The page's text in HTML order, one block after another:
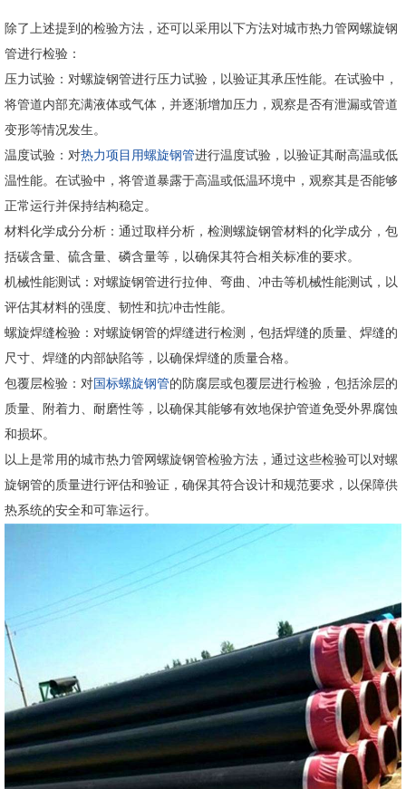
除了上述提到的检验方法，还可以采用以下方法对城市热力管网螺旋钢
管进行检验：
压力试验：对螺旋钢管进行压力试验，以验证其承压性能。在试验中，
将管道内部充满液体或气体，并逐渐增加压力，观察是否有泄漏或管道
变形等情况发生。
温度试验：对热力项目用螺旋钢管进行温度试验，以验证其耐高温或低
温性能。在试验中，将管道暴露于高温或低温环境中，观察其是否能够
正常运行并保持结构稳定。
材料化学成分分析：通过取样分析，检测螺旋钢管材料的化学成分，包
括碳含量、硫含量、磷含量等，以确保其符合相关标准的要求。
机械性能测试：对螺旋钢管进行拉伸、弯曲、冲击等机械性能测试，以
评估其材料的强度、韧性和抗冲击性能。
螺旋焊缝检验：对螺旋钢管的焊缝进行检测，包括焊缝的质量、焊缝的
尺寸、焊缝的内部缺陷等，以确保焊缝的质量合格。
包覆层检验：对国标螺旋钢管的防腐层或包覆层进行检验，包括涂层的
质量、附着力、耐磨性等，以确保其能够有效地保护管道免受外界腐蚀
和损坏。
以上是常用的城市热力管网螺旋钢管检验方法，通过这些检验可以对螺
旋钢管的质量进行评估和验证，确保其符合设计和规范要求，以保障供
热系统的安全和可靠运行。